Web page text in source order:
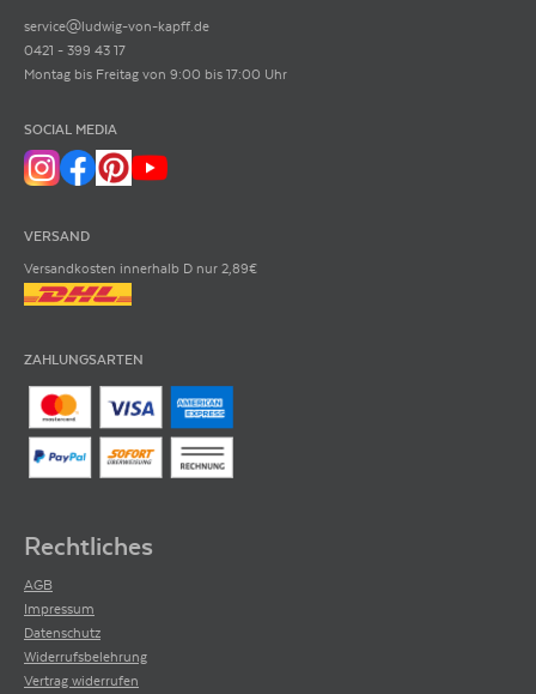
service@ludwig-von-kapff.de
0421 - 399 43 17
Montag bis Freitag von 9:00 bis 17:00 Uhr
SOCIAL MEDIA
VERSAND
Versandkosten innerhalb D nur 2,89€
ZAHLUNGSARTEN
Rechtliches
AGB
Impressum
Datenschutz
Widerrufsbelehrung
Vertrag widerrufen